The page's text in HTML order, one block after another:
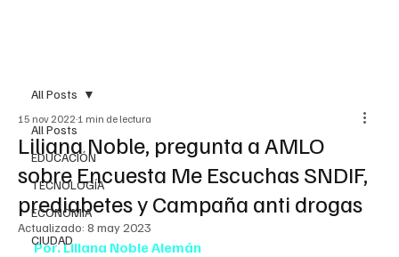
All Posts
EDUCACIÓN
TECNOLOGÍA
ECONOMÍA
CIUDAD
All Posts
Liliana Noble, pregunta a AMLO
sobre Encuesta Me Escuchas SNDIF,
prediabetes y Campaña anti drogas
15 nov 2022 1 min de lectura
Actualizado: 8 may 2023
Por. Liliana Noble Alemán